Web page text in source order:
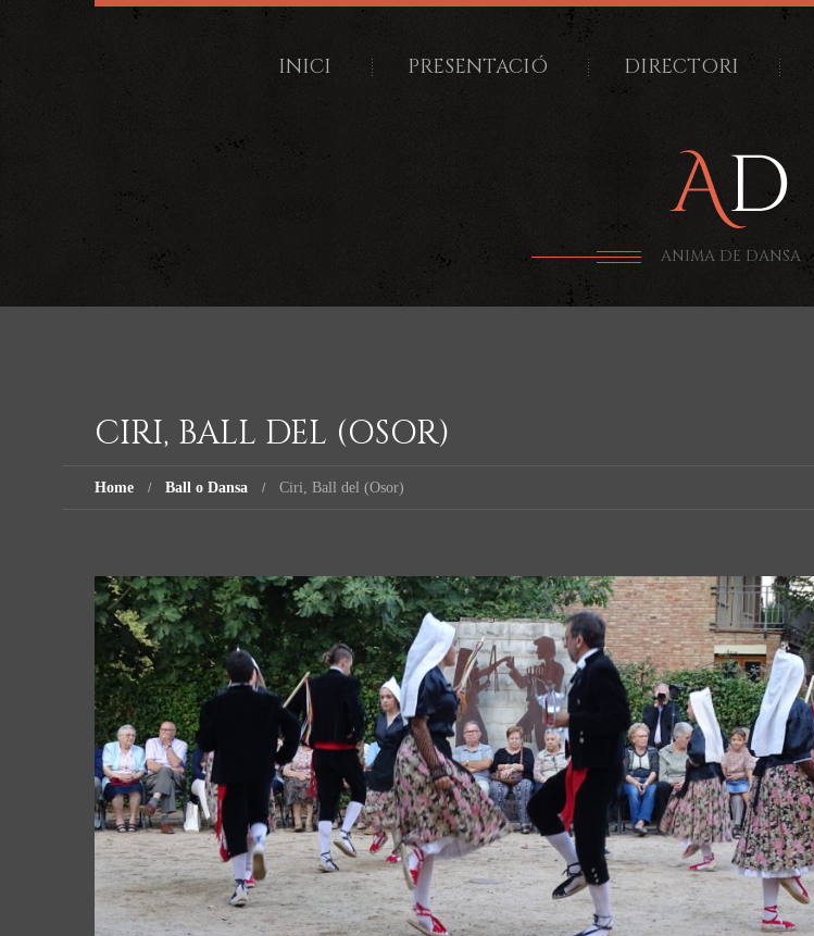
INICI PRESENTACIÓ DIRECTORI
ANIMA DE DANSA
CIRI, BALL DEL (OSOR)
Home Ball o Dansa Ciri, Ball del (Osor)